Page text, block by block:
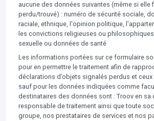
aucune des données suivantes (même si elle
perdu/trouvé) : numéro de sécurité sociale,
raciale, ethnique, l'opinion politique,
les convictions religieuses ou
sexuelle ou données de santé
Les informations portées sur ce formulaire
pour en permettre le traitement afin de
déclarations d’objets signalés perdus et
sauf pour les données indiquées comme
destinataires des données sont : Troov en sa
responsable de traitement ainsi que toute
groupe, nos prestataires de services et nos